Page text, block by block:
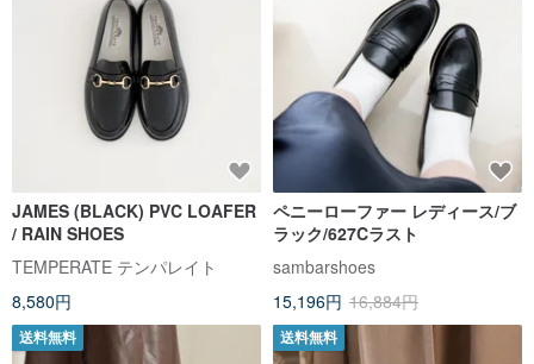
JAMES (BLACK) PVC LOAFER
/ RAIN SHOES
TEMPERATE テンパレイト
8,580円
ペニーローファー レディース/ブ
ラック/627Cラスト
sambarshoes
15,196円 16,884円
送料無料 送料無料